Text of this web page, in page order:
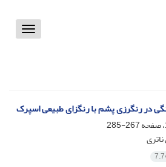
Toggle
در رنگرزی پشم با رنگزای طبیعی اسپرک
267-285